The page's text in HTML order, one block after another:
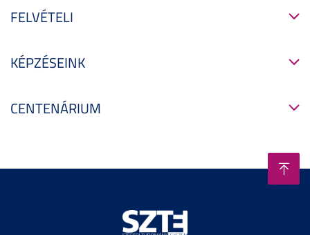
FELVÉTELI
KÉPZÉSEINK
CENTENÁRIUM